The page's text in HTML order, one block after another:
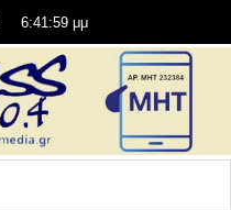
6:42:00 μμ